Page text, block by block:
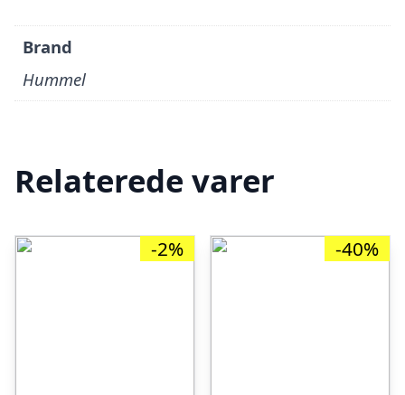
Brand
Hummel
Relaterede varer
-2% -40%